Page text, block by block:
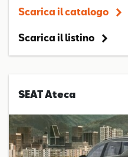
Scarica il catalogo
Scarica il listino
SEAT Ateca